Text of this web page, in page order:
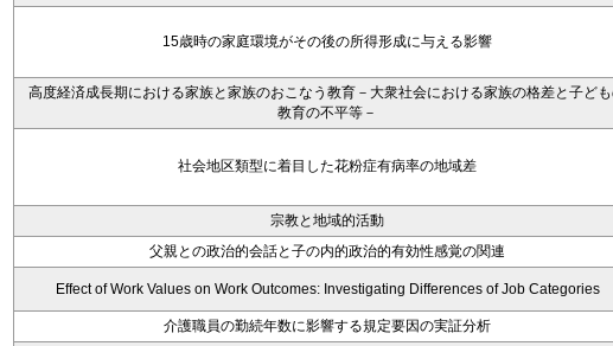
15歳時の家庭環境がその後の所得形成に与える影響
高度経済成長期における家族と家族のおこなう教育－大衆社会における家族の格差と子ど
教育の不平等－
社会地区類型に着目した花粉症有病率の地域差
宗教と地域的活動
父親との政治的会話と子の内的政治的有効性感覚の関連
Effect of Work Values on Work Outcomes: Investigating Differences of Job Categories
介護職員の勤続年数に影響する規定要因の実証分析